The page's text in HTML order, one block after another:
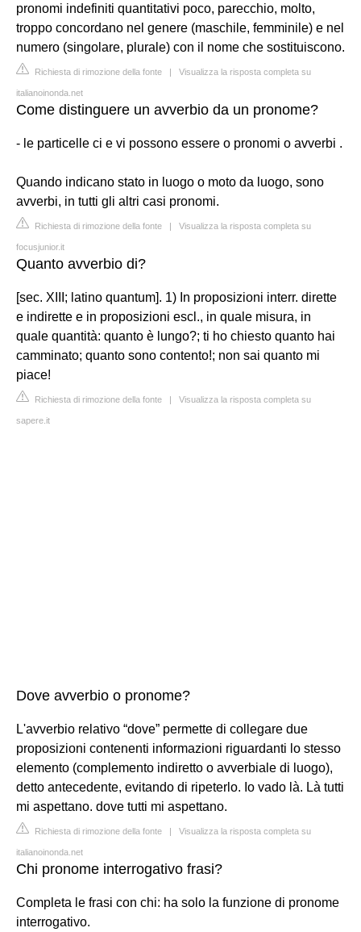
pronomi indefiniti quantitativi poco, parecchio, molto,
troppo concordano nel genere (maschile, femminile) e nel
numero (singolare, plurale) con il nome che sostituiscono.
Richiesta di rimozione della fonte | Visualizza la risposta completa su
italianoinonda.net
Come distinguere un avverbio da un pronome?
- le particelle ci e vi possono essere o pronomi o avverbi .
Quando indicano stato in luogo o moto da luogo, sono
avverbi, in tutti gli altri casi pronomi.
Richiesta di rimozione della fonte | Visualizza la risposta completa su
focusjunior.it
Quanto avverbio di?
[sec. XIII; latino quantum]. 1) In proposizioni interr. dirette
e indirette e in proposizioni escl., in quale misura, in
quale quantità: quanto è lungo?; ti ho chiesto quanto hai
camminato; quanto sono contento!; non sai quanto mi
piace!
Richiesta di rimozione della fonte | Visualizza la risposta completa su
sapere.it
Dove avverbio o pronome?
L'avverbio relativo “dove” permette di collegare due
proposizioni contenenti informazioni riguardanti lo stesso
elemento (complemento indiretto o avverbiale di luogo),
detto antecedente, evitando di ripeterlo. Io vado là. Là tutti
mi aspettano. dove tutti mi aspettano.
Richiesta di rimozione della fonte | Visualizza la risposta completa su
italianoinonda.net
Chi pronome interrogativo frasi?
Completa le frasi con chi: ha solo la funzione di pronome
interrogativo.